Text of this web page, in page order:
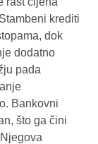
krediti
dok
dodatno
pada
Bankovni
što ga čini